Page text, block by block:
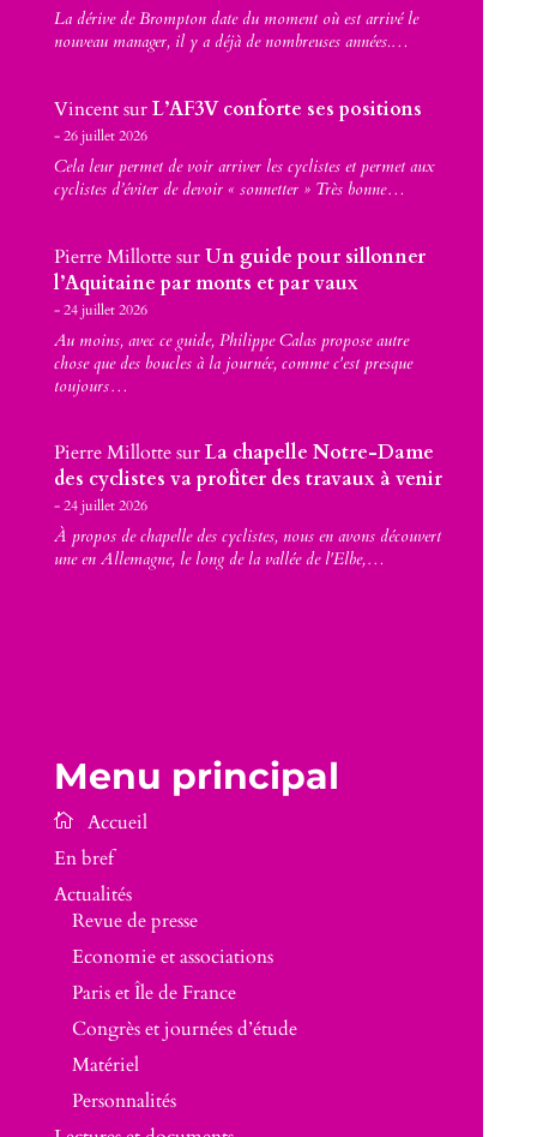
La dérive de Brompton date du moment où est arrivé le
nouveau manager, il y a déjà de nombreuses années.…
VincentsurL’AF3V conforte ses positions
26 juillet 2026
Cela leur permet de voir arriver les cyclistes et permet aux
cyclistes d’éviter de devoir « sonnetter » Très bonne…
Pierre MillottesurUn guide pour sillonner
l’Aquitaine par monts et par vaux
24 juillet 2026
Au moins, avec ce guide, Philippe Calas propose autre
chose que des boucles à la journée, comme c'est presque
toujours…
Pierre MillottesurLa chapelle Notre-Dame
des cyclistes va profiter des travaux à venir
24 juillet 2026
À propos de chapelle des cyclistes, nous en avons découvert
une en Allemagne, le long de la vallée de l'Elbe,…
Menu principal
En bref
Actualités
Revue de presse
Economie et associations
Paris et Île de France
Congrès et journées d’étude
Matériel
Personnalités